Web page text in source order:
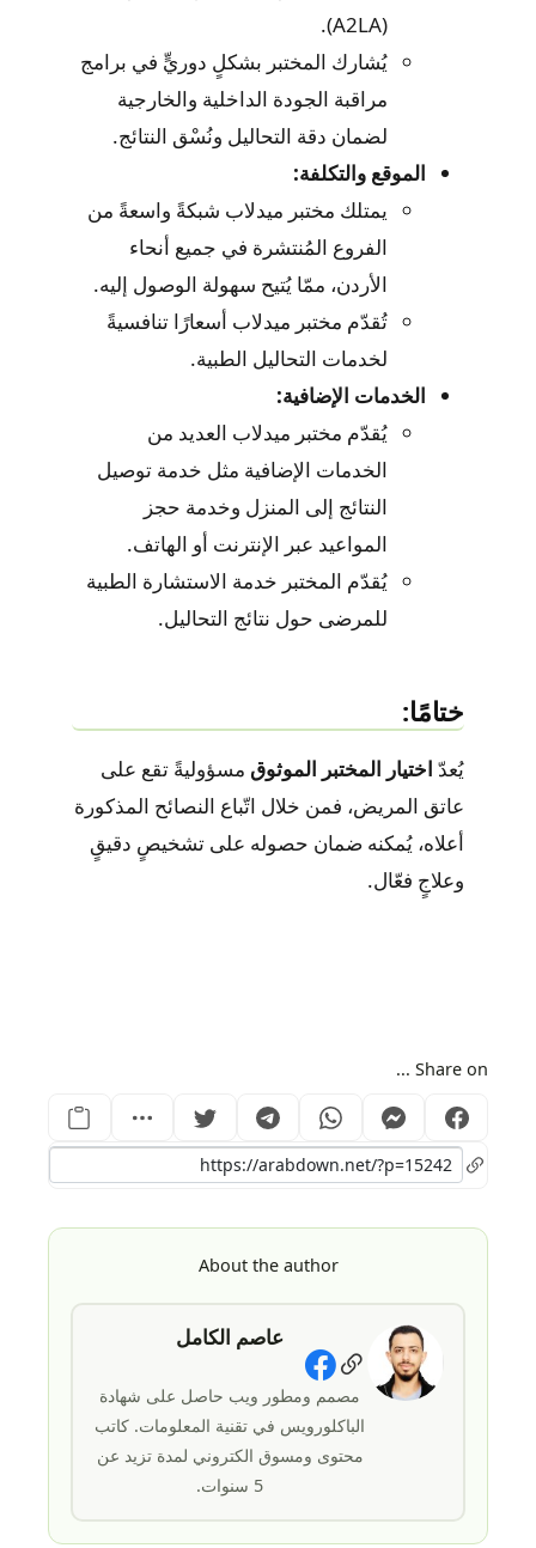
(A2LA).
يُشارك المختبر بشكلٍ دوريٍّ في برامج
مراقبة الجودة الداخلية والخارجية
لضمان دقة التحاليل ونُسْق النتائج.
الموقع والتكلفة:
يمتلك مختبر ميدلاب شبكةً واسعةً من
الفروع المُنتشرة في جميع أنحاء
الأردن، ممّا يُتيح سهولة الوصول إليه.
تُقدّم مختبر ميدلاب أسعارًا تنافسيةً
لخدمات التحاليل الطبية.
الخدمات الإضافية:
يُقدّم مختبر ميدلاب العديد من
الخدمات الإضافية مثل خدمة توصيل
النتائج إلى المنزل وخدمة حجز
المواعيد عبر الإنترنت أو الهاتف.
يُقدّم المختبر خدمة الاستشارة الطبية
للمرضى حول نتائج التحاليل.
ختامًا:
يُعدّ اختيار المختبر الموثوق مسؤوليةً تقع على
عاتق المريض، فمن خلال اتّباع النصائح المذكورة
أعلاه، يُمكنه ضمان حصوله على تشخيصٍ دقيقٍ
وعلاجٍ فعّال.
Share on ...
About the author
عاصم الكامل
Social Links
مصمم ومطور ويب حاصل على شهادة
الباكلورويس في تقنية المعلومات. كاتب
محتوى ومسوق الكتروني لمدة تزيد عن
5 سنوات.